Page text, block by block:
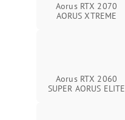
Aorus RTX 2070
AORUS XTREME
Aorus RTX 2060
SUPER AORUS ELITE